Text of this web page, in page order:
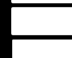
BI. ELLE di